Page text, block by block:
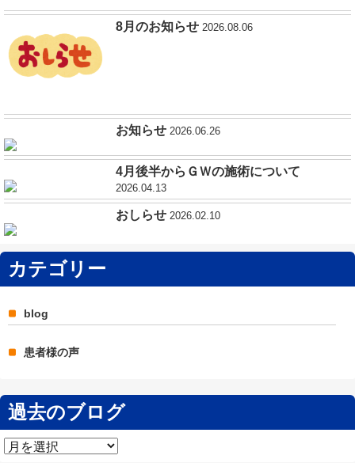
8月のお知らせ 2026.08.06
お知らせ 2026.06.26
4月後半からＧＷの施術について
2026.04.13
おしらせ 2026.02.10
カテゴリー
blog
患者様の声
過去のブログ
過